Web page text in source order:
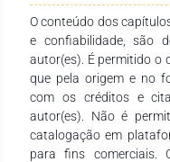
O conteúdo dos
e confiabilidade, são
autor(es). É permitido o
que pela origem e no
com os créditos e
autor(es). Não é
catalogação em
para fins comerciais.